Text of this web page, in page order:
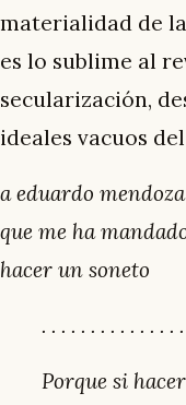
materialidad de
es lo sublime al
secularización,
ideales vacuos
a eduardo
que me ha
hacer un soneto
. . . . . . . . . . . . . .
Porque si